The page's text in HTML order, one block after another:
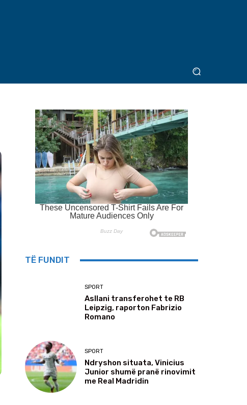
TË FUNDIT
SPORT
Asllani transferohet te RB
Leipzig, raporton Fabrizio
Romano
SPORT
Ndryshon situata, Vinicius
Junior shumë pranë rinovimit
me Real Madridin